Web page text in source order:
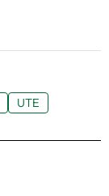
UTE